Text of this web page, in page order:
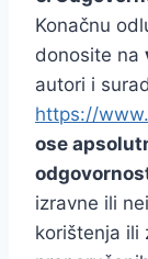
Konačnu
donosite na
autori i
https://
ose
izravne ili
korištenja ili